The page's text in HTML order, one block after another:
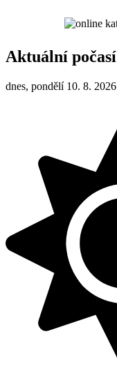
Aktuální počasí
dnes, pondělí 10. 8. 2026